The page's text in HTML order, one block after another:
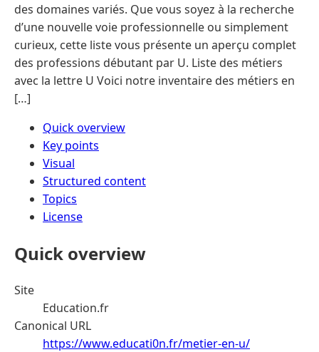
des domaines variés. Que vous soyez à la recherche
d’une nouvelle voie professionnelle ou simplement
curieux, cette liste vous présente un aperçu complet
des professions débutant par U. Liste des métiers
avec la lettre U Voici notre inventaire des métiers en
[…]
Quick overview
Key points
Visual
Structured content
Topics
License
Quick overview
Site
Education.fr
Canonical URL
https://www.educati0n.fr/metier-en-u/